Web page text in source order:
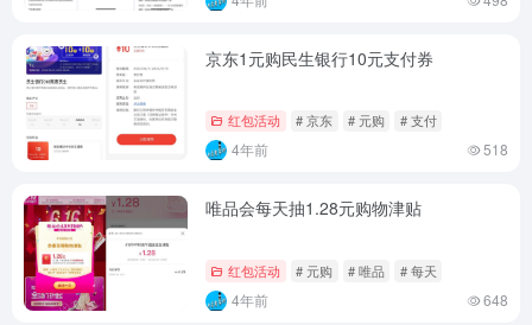
京东1元购民生银行10元支付券
红包活动 # 京东 # 元购 # 支付
4年前 518
唯品会每天抽1.28元购物津贴
红包活动 # 元购 # 唯品 # 每天
4年前 648